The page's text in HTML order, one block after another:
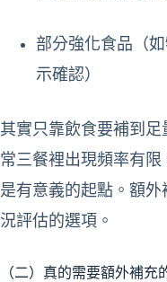
部分強化食品（
示確認）
其實只靠飲食要補到
常三餐裡出現頻率有限
是有意義的起點。額
況評估的選項。
（二）真的需要額外補充